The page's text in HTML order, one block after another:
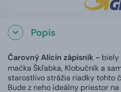
Popis
Čarovný Alicin zápisník - biely
mačka Škľabka, Klobučník a
starostlivo strážia riadky tohto
Bude z neho ideálny priestor